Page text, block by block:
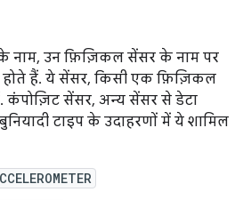
नाम, उन फ़िज़िकल सेंसर के नाम पर
हैं. ये सेंसर, किसी एक फ़िज़िकल
कंपोज़िट सेंसर, अन्य सेंसर से डेटा
टाइप के उदाहरणों में ये शामिल